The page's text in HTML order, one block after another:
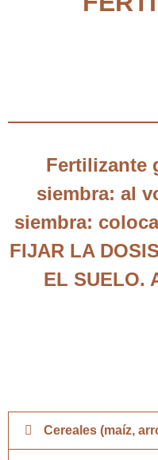
Fertilizante
siembra: al
siembra:
FIJAR LA
EL SUELO.
Cereales (maíz,